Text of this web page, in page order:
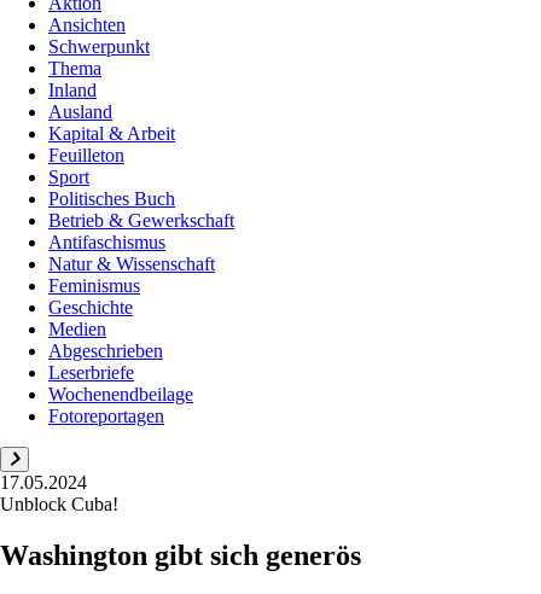
Ansichten
Schwerpunkt
Thema
Inland
Ausland
Kapital & Arbeit
Feuilleton
Sport
Politisches Buch
Betrieb & Gewerkschaft
Antifaschismus
Natur & Wissenschaft
Feminismus
Geschichte
Medien
Abgeschrieben
Leserbriefe
Wochenendbeilage
Fotoreportagen
17.05.2024
Unblock Cuba!
Washington gibt sich generös